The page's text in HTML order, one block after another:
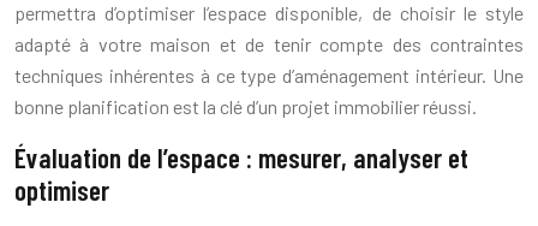
permettra d’optimiser l’espace disponible, de choisir le style
adapté à votre maison et de tenir compte des contraintes
techniques inhérentes à ce type d’aménagement intérieur. Une
bonne planification est la clé d’un projet immobilier réussi.
Évaluation de l’espace : mesurer, analyser et
optimiser